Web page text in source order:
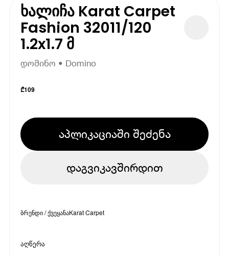
ხალიჩა Karat Carpet
Fashion 32011/120
1.2x1.7 მ
დომინო • Domino
₾109
აპლიკაციაში შეძენა
დაგვიკავშირდით
ბრენდი / ქვეყანაKarat Carpet
აღწერა